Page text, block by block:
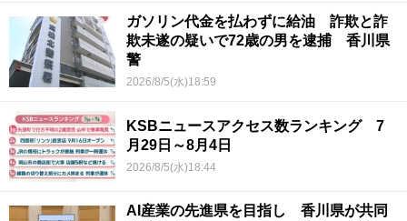
ガソリン代金を払わずに給油 詐欺と詐
欺未遂の疑いで72歳の男を逮捕 香川県
警
2026/8/5(水)18:59
KSBニュースアクセス数ランキング 7
月29日～8月4日
2026/8/5(水)18:44
AI産業の先進県を目指し 香川県が共同